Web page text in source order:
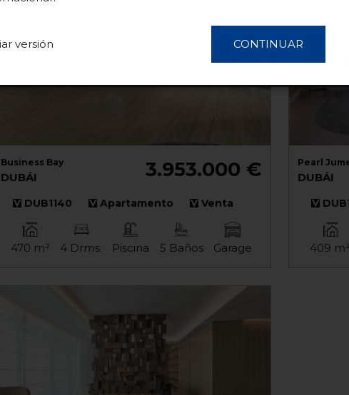
versión CONTINUAR
Business Bay
DUBÁI 3.953.000 €
DUB1140 Apartamento Venta
470 m² 4 Drms. Piscina 5 Baños Garage
Pearl
DUBÁI
409 m²
ACEPTAR